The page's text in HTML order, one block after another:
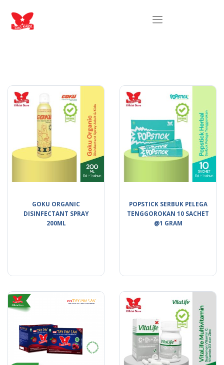
GOKU ORGANIC
DISINFECTANT SPRAY
200ML
POPSTICK SERBUK PELEGA
TENGGOROKAN 10 SACHET
@1 GRAM